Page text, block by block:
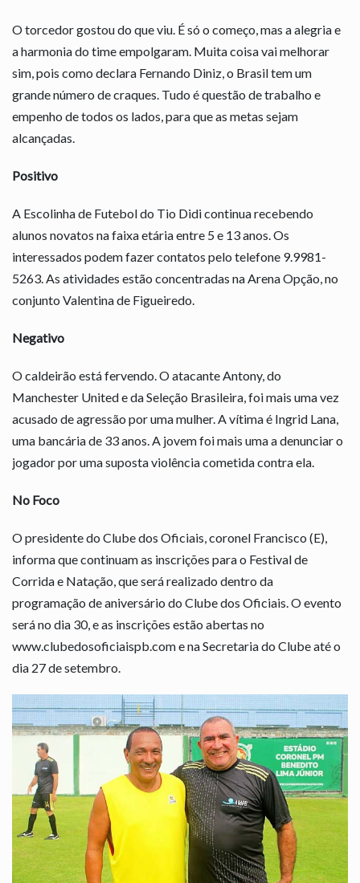
O torcedor gostou do que viu. É só o começo, mas a alegria e
a harmonia do time empolgaram. Muita coisa vai melhorar
sim, pois como declara Fernando Diniz, o Brasil tem um
grande número de craques. Tudo é questão de trabalho e
empenho de todos os lados, para que as metas sejam
alcançadas.
Positivo
A Escolinha de Futebol do Tio Didi continua recebendo
alunos novatos na faixa etária entre 5 e 13 anos. Os
interessados podem fazer contatos pelo telefone 9.9981-
5263. As atividades estão concentradas na Arena Opção, no
conjunto Valentina de Figueiredo.
Negativo
O caldeirão está fervendo. O atacante Antony, do
Manchester United e da Seleção Brasileira, foi mais uma vez
acusado de agressão por uma mulher. A vítima é Ingrid Lana,
uma bancária de 33 anos. A jovem foi mais uma a denunciar o
jogador por uma suposta violência cometida contra ela.
No Foco
O presidente do Clube dos Oficiais, coronel Francisco (E),
informa que continuam as inscrições para o Festival de
Corrida e Natação, que será realizado dentro da
programação de aniversário do Clube dos Oficiais. O evento
será no dia 30, e as inscrições estão abertas no
www.clubedosoficiaispb.com e na Secretaria do Clube até o
dia 27 de setembro.